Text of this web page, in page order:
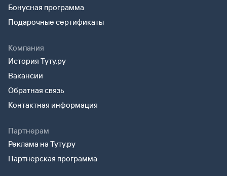
Бонусная программа
Подарочные сертификаты
Компания
История Туту.ру
Вакансии
Обратная связь
Контактная информация
Партнерам
Реклама на Туту.ру
Партнерская программа